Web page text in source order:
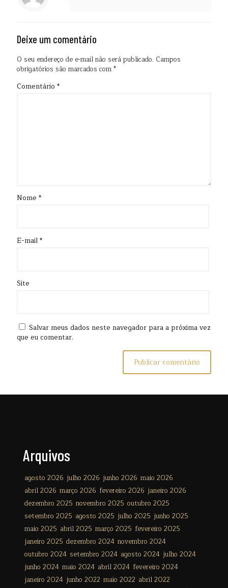
Deixe um comentário
O seu endereço de e-mail não será publicado. Campos
obrigatórios são marcados com*
Comentário *
Nome *
E-mail*
Site
Salvar meus dados neste navegador para a próxima vez
que eu comentar.
Arquivos
agosto 2026 julho 2026 junho 2026 maio 2026
abril 2026 março 2026 fevereiro 2026 janeiro 2026
dezembro 2025 novembro 2025 outubro 2025
setembro 2025 agosto 2025 julho 2025 junho 2025
maio 2025 abril 2025 março 2025 fevereiro 2025
janeiro 2025 dezembro 2024 novembro 2024
outubro 2024 setembro 2024 agosto 2024 julho 2024
junho 2024 maio 2024 abril 2024 fevereiro 2024
janeiro 2024 junho 2022 maio 2022 abril 2022